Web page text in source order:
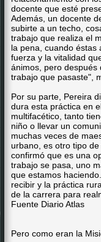
docente que esté
Además, un docente
subirte a un techo,
trabajo que realiza el
la pena, cuando éstas
fuerza y la vitalidad
ánimos, pero después
trabajo que pasaste",
Por su parte, Pereira
dura esta práctica en
multifacético, tanto
niño o llevar un
muchas veces de
urbano, es otro tipo
confirmó que es una
trabajo se pasa, uno
que estamos
recibir y la práctica
de la carrera para
Fuente Diario Atlas
Pero como eran la